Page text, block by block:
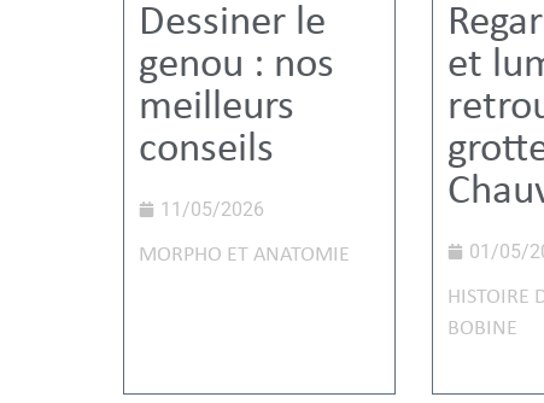
Dessiner le
genou : nos
meilleurs
conseils
11/05/2026
MORPHO ET ANATOMIE
et
01/05/
HISTOIRE
BOBINE